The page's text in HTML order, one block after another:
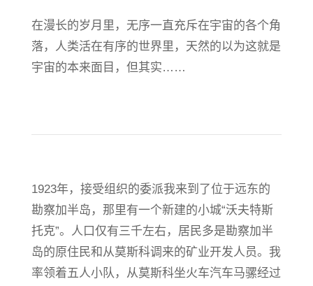
在漫长的岁月里，无序一直充斥在宇宙的各个角
落，人类活在有序的世界里，天然的以为这就是
宇宙的本来面目，但其实……
1923年，接受组织的委派我来到了位于远东的
勘察加半岛，那里有一个新建的小城“沃夫特斯
托克”。人口仅有三千左右，居民多是勘察加半
岛的原住民和从莫斯科调来的矿业开发人员。我
率领着五人小队，从莫斯科坐火车汽车马骡经过